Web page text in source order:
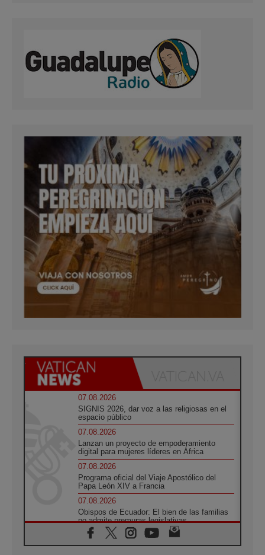
07.08.2026
SIGNIS 2026, dar voz a las religiosas en el
espacio público
07.08.2026
Lanzan un proyecto de empoderamiento
digital para mujeres líderes en África
07.08.2026
Programa oficial del Viaje Apostólico del
Papa León XIV a Francia
07.08.2026
Obispos de Ecuador: El bien de las familias
no admite premuras legislativas
06.08.2026
Cardenal Parolin: La paz comienza con la